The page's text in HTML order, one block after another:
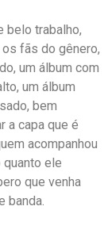
belo trabalho,
fãs do gênero,
um álbum com
um álbum
bem
a capa que é
acompanhou
ele
que venha
banda.